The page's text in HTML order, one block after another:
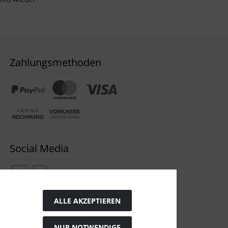
Zahlungsmethoden
Social Media
Widerrufsformular
ALLE AKZEPTIEREN